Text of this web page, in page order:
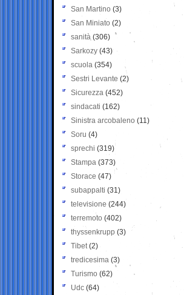
San Martino (3)
San Miniato (2)
sanità (306)
Sarkozy (43)
scuola (354)
Sestri Levante (2)
Sicurezza (452)
sindacati (162)
Sinistra arcobaleno (11)
Soru (4)
sprechi (319)
Stampa (373)
Storace (47)
subappalti (31)
televisione(244)
terremoto (402)
thyssenkrupp (3)
Tibet(2)
tredicesima (3)
Turismo (62)
Udc (64)